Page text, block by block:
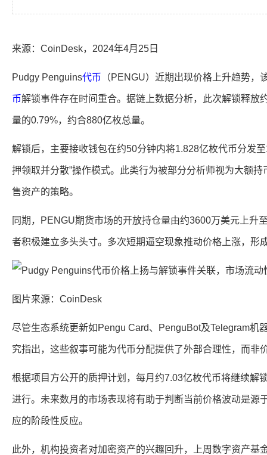
来源：CoinDesk，2024年4月25日
Pudgy Penguins代币 （PENGU）近期出现价格上升趋势，
币解锁事件存在时间重合。据链上数据分析，此次解锁释放
量的0.79%，约合880亿枚总量。
解锁后，主要接收钱包在约50分钟内将1.828亿枚代币分发
押领取并分散”操作模式。此类行为被部分分析师视为大额
售资产的策略。
同期，PENGU期货市场的开放持仓量由约3600万美元上升
者积极建立多头头寸。多次短期逼空现象推动价格上涨，形
图片来源：CoinDesk
尽管生态系统更新如Pengu Card、PenguBot及Telegram机
究指出，这些叙事可能为代币分配提供了外部合理性，而非
根据项目方公开的质押计划，每月约7.03亿枚代币将继续解
进行。未来数月的市场表现将有助于判断当前价格波动是源
应的阶段性反应。
此外，机构投资者对加密资产的兴趣回升，上周数字资产基